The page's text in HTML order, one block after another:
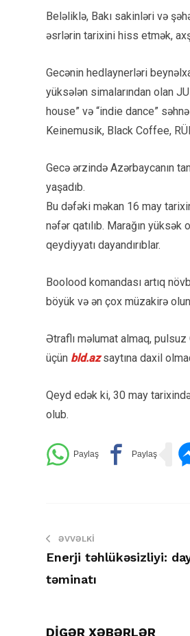
Beləliklə, Bakı sakinləri və
əsrlərin tarixini hiss etmək,
Gecənin hedlaynerləri
yüksələn simalarından olan
house” və “indie dance”
Keinemusik, Black Coffee,
Gecə ərzində Azərbaycanın
yaşadıb.
Bu dəfəki məkan 16 may
nəfər qatılıb. Marağın
qeydiyyatı dayandırıblar.
Boolood komandası artıq
böyük və ən çox müzakirə
Ətraflı məlumat almaq,
üçün bld.azsaytına daxil
Qeyd edək ki, 30 may
olub.
ƏVVƏLKI
Enerji təhlükəsizliyi:
təminatı
DİGƏR XƏBƏRLƏR